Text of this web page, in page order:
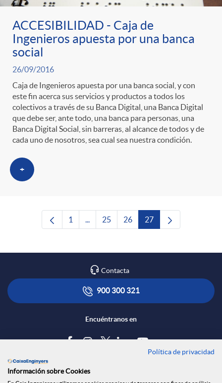
ACCESIBILIDAD - Caja de
Ingenieros apuesta por una banca
social
26/09/2016
Caja de Ingenieros apuesta por una banca social, y con
este fin acerca sus servicios y productos a todos los
colectivos a través de su Banca Digital, una Banca Digital
que debe ser, ante todo, una banca para personas, una
Banca Digital Social, sin barreras, al alcance de todos y de
cada uno de nosotros, sea cual sea nuestra condición.
+
Página
1 ...Páginas intermedias Use TAB para
Página
25 Página
26 Página
27
Contacta
900 300 321
Encuéntranos en
Política de privacidad
Información sobre Cookies